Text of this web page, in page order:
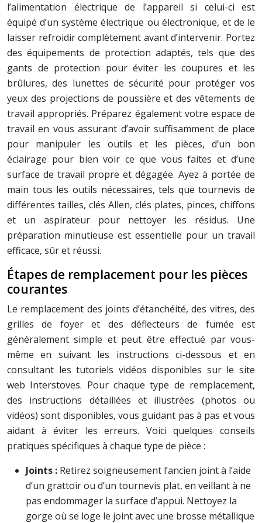
l’alimentation électrique de l’appareil si celui-ci est
équipé d’un système électrique ou électronique, et de le
laisser refroidir complètement avant d’intervenir. Portez
des équipements de protection adaptés, tels que des
gants de protection pour éviter les coupures et les
brûlures, des lunettes de sécurité pour protéger vos
yeux des projections de poussière et des vêtements de
travail appropriés. Préparez également votre espace de
travail en vous assurant d’avoir suffisamment de place
pour manipuler les outils et les pièces, d’un bon
éclairage pour bien voir ce que vous faites et d’une
surface de travail propre et dégagée. Ayez à portée de
main tous les outils nécessaires, tels que tournevis de
différentes tailles, clés Allen, clés plates, pinces, chiffons
et un aspirateur pour nettoyer les résidus. Une
préparation minutieuse est essentielle pour un travail
efficace, sûr et réussi.
Étapes de remplacement pour les pièces
courantes
Le remplacement des joints d’étanchéité, des vitres, des
grilles de foyer et des déflecteurs de fumée est
généralement simple et peut être effectué par vous-
même en suivant les instructions ci-dessous et en
consultant les tutoriels vidéos disponibles sur le site
web Interstoves. Pour chaque type de remplacement,
des instructions détaillées et illustrées (photos ou
vidéos) sont disponibles, vous guidant pas à pas et vous
aidant à éviter les erreurs. Voici quelques conseils
pratiques spécifiques à chaque type de pièce :
Joints : Retirez soigneusement l’ancien joint à l’aide
d’un grattoir ou d’un tournevis plat, en veillant à ne
pas endommager la surface d’appui. Nettoyez la
gorge où se loge le joint avec une brosse métallique